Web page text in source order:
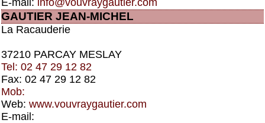
E-mail: info@vouvraygautier.com
GAUTIER JEAN-MICHEL
La Racauderie
37210 PARCAY MESLAY
Tel: 02 47 29 12 82
Fax: 02 47 29 12 82
Mob:
Web: www.vouvraygautier.com
E-mail: